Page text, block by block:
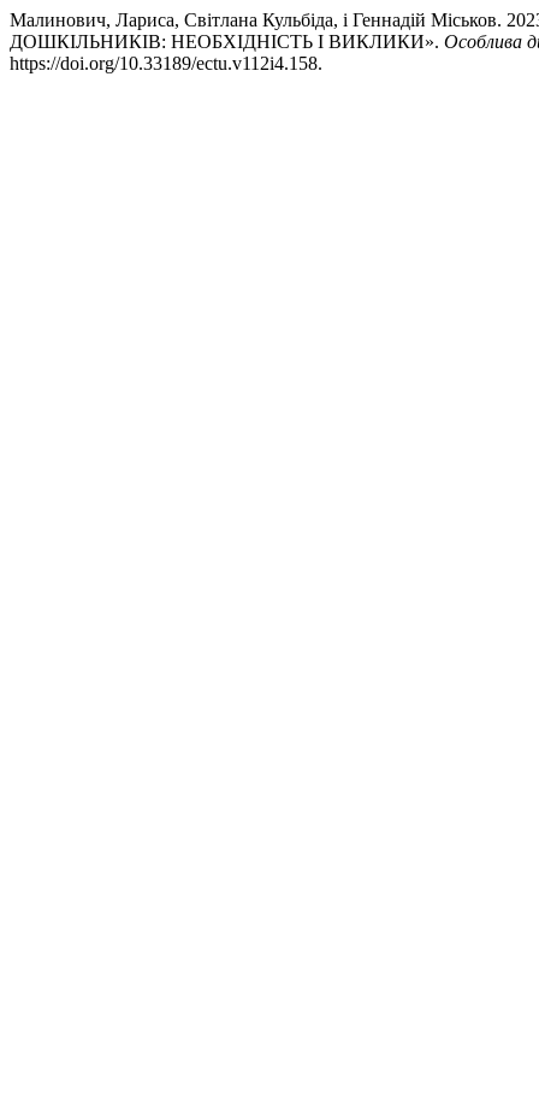
Малинович, Лариса, Світлана Кульбіда, і Геннадій
ДОШКІЛЬНИКІВ: НЕОБХІДНІСТЬ І ВИКЛИКИ». Особлива
https://doi.org/10.33189/ectu.v112i4.158.